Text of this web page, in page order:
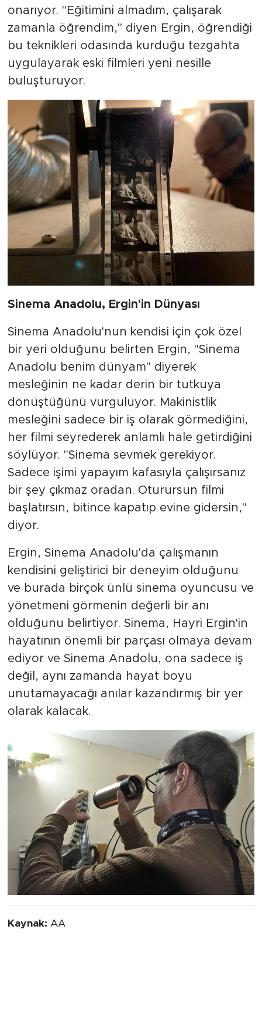
onarıyor. "Eğitimini almadım, çalışarak
zamanla öğrendim," diyen Ergin, öğrendiği
bu teknikleri odasında kurduğu tezgahta
uygulayarak eski filmleri yeni nesille
buluşturuyor.
Sinema Anadolu, Ergin'in Dünyası
Sinema Anadolu'nun kendisi için çok özel
bir yeri olduğunu belirten Ergin, "Sinema
Anadolu benim dünyam" diyerek
mesleğinin ne kadar derin bir tutkuya
dönüştüğünü vurguluyor. Makinistlik
mesleğini sadece bir iş olarak görmediğini,
her filmi seyrederek anlamlı hale getirdiğini
söylüyor. "Sinema sevmek gerekiyor.
Sadece işimi yapayım kafasıyla çalışırsanız
bir şey çıkmaz oradan. Oturursun filmi
başlatırsın, bitince kapatıp evine gidersin,"
diyor.
Ergin, Sinema Anadolu'da çalışmanın
kendisini geliştirici bir deneyim olduğunu
ve burada birçok ünlü sinema oyuncusu ve
yönetmeni görmenin değerli bir anı
olduğunu belirtiyor. Sinema, Hayri Ergin'in
hayatının önemli bir parçası olmaya devam
ediyor ve Sinema Anadolu, ona sadece iş
değil, aynı zamanda hayat boyu
unutamayacağı anılar kazandırmış bir yer
olarak kalacak.
Kaynak: AA